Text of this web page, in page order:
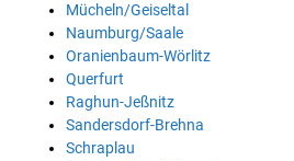
Mücheln/Geiseltal
Naumburg/Saale
Oranienbaum-Wörlitz
Querfurt
Raghun-Jeßnitz
Sandersdorf-Brehna
Schraplau